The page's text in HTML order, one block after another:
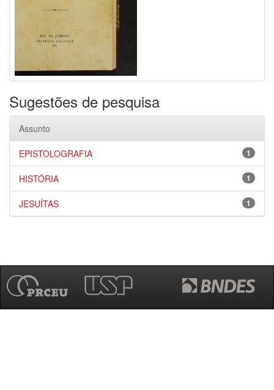
Sugestões de pesquisa
Assunto
1
EPISTOLOGRAFIA
1
HISTÓRIA
1
JESUÍTAS